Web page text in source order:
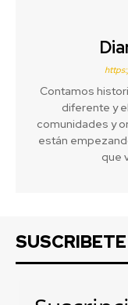
Contamos
diferente y
comunidades y
están
que
SUSCRIBETE